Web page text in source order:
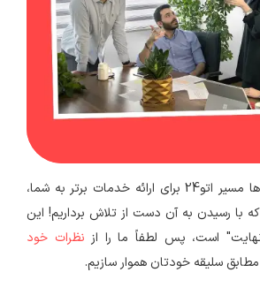
با تمامی این صحبت‌ها مسیر اتو24 برای ارائه خدمات برتر به شما،
که با رسیدن به آن دست از تلاش برداریم! این
است، پس لطفاً ما را از نظرات خود
مطابق سلیقه خودتان هموار سازیم.